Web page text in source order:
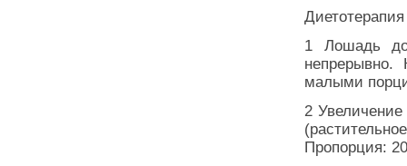
1 Лошадь
непрерывно.
малыми
2 Увеличение
Пропорция: